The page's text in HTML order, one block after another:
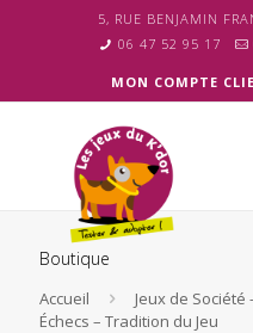
5, RUE BENJAMIN
06 47 52 95 17
MON COMPTE
Boutique
Accueil Jeux de Société
Échecs – Tradition du Jeu